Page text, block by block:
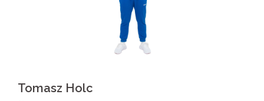
Tomasz Holc